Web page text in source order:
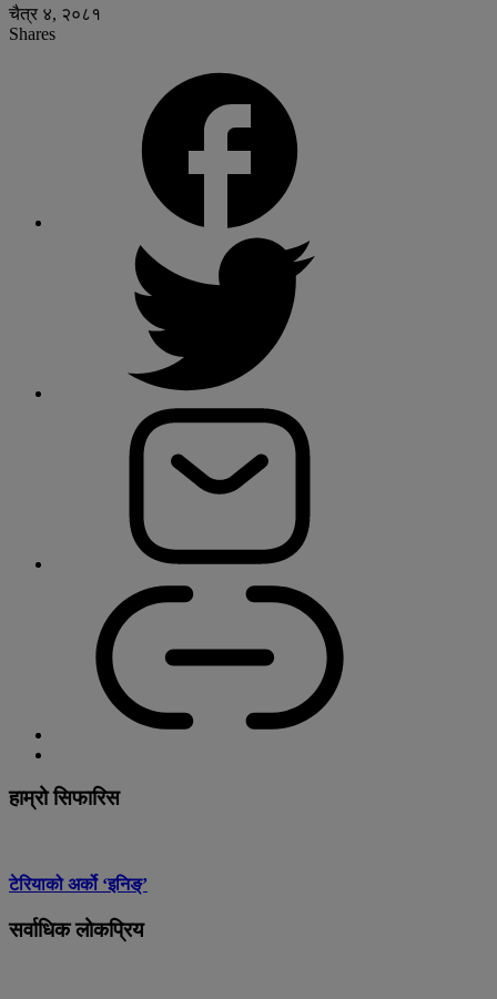
चैत्र ४, २०८१
Shares
हाम्रो सिफारिस
टेरियाको अर्को ‘इनिङ्’
सर्वाधिक लोकप्रिय